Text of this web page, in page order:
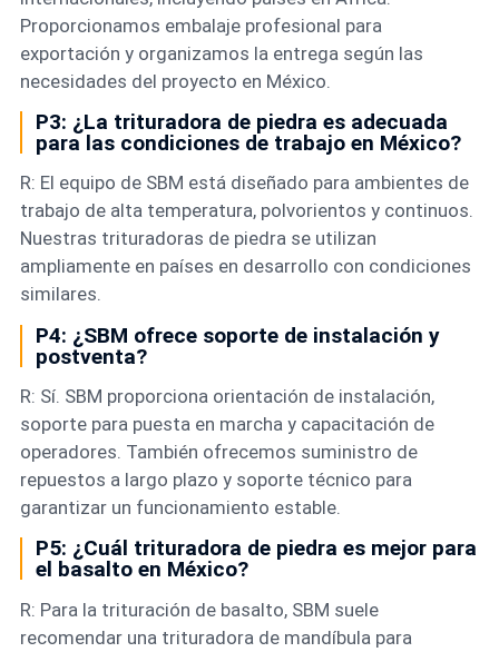
Proporcionamos embalaje profesional para
exportación y organizamos la entrega según las
necesidades del proyecto en México.
P3: ¿La trituradora de piedra es adecuada
para las condiciones de trabajo en México?
R: El equipo de SBM está diseñado para ambientes de
trabajo de alta temperatura, polvorientos y continuos.
Nuestras trituradoras de piedra se utilizan
ampliamente en países en desarrollo con condiciones
similares.
P4: ¿SBM ofrece soporte de instalación y
postventa?
R: Sí. SBM proporciona orientación de instalación,
soporte para puesta en marcha y capacitación de
operadores. También ofrecemos suministro de
repuestos a largo plazo y soporte técnico para
garantizar un funcionamiento estable.
P5: ¿Cuál trituradora de piedra es mejor para
el basalto en México?
R: Para la trituración de basalto, SBM suele
recomendar una trituradora de mandíbula para